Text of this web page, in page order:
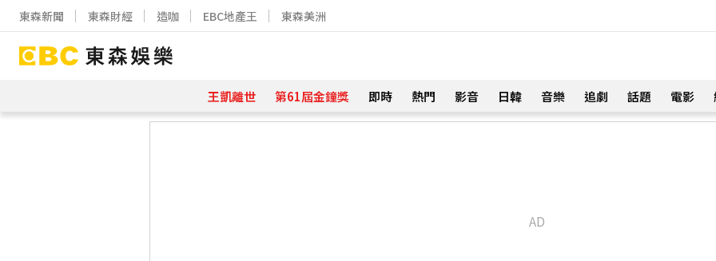
東森新聞 東森財經 造咖 EBC地產王 東森美洲
王凱離世 第61屆金鐘獎 即時 熱門 影音 日韓 音樂 追劇 話題 電影